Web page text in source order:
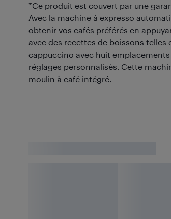
*Ce produit est couvert par une
Avec la machine à expresso
obtenir vos cafés préférés en
avec des recettes de boissons telles
cappuccino avec huit
réglages personnalisés. Cette
moulin à café intégré.